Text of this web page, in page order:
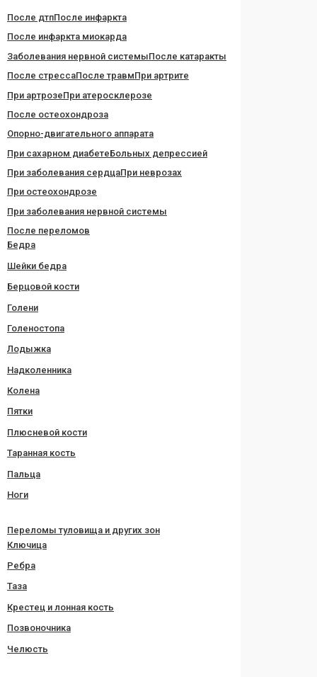
После дтпПосле инфаркта
После инфаркта миокарда
Заболевания нервной системыПосле катаракты
После стрессаПосле травмПри артрите
При артрозеПри атеросклерозе
После остеохондроза
Опорно-двигательного аппарата
При сахарном диабетеБольных депрессией
При заболевания сердцаПри неврозах
При остеохондрозе
При заболевания нервной системы
После переломов
Бедра
Шейки бедра
Берцовой кости
Голени
Голеностопа
Лодыжка
Надколенника
Колена
Пятки
Плюсневой кости
Таранная кость
Пальца
Ноги
Переломы туловища и других зон
Ключица
Ребра
Таза
Крестец и лонная кость
Позвоночника
Челюсть